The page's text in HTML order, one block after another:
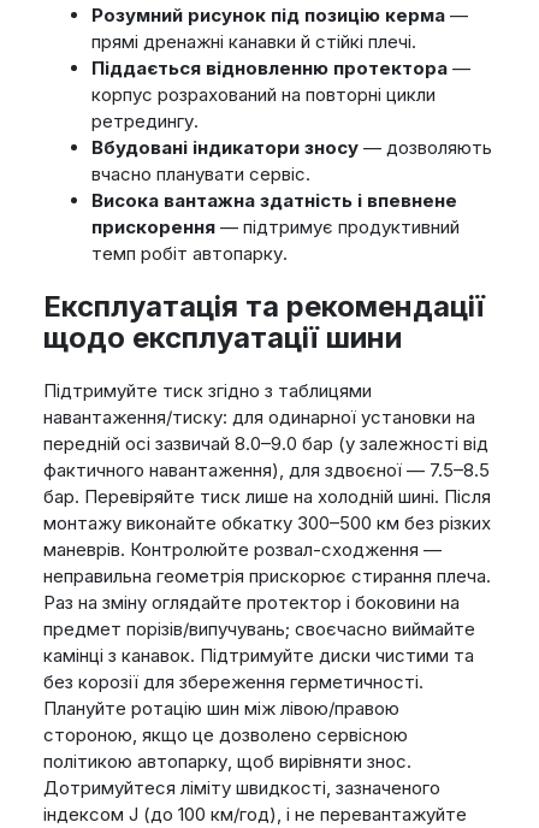
Розумний рисунок під позицію керма—
прямі дренажні канавки й стійкі плечі.
Піддається відновленню протектора—
корпус розрахований на повторні цикли
ретредингу.
Вбудовані індикатори зносу— дозволяють
вчасно планувати сервіс.
Висока вантажна здатність і впевнене
прискорення— підтримує продуктивний
темп робіт автопарку.
Експлуатація та рекомендації
щодо експлуатації шини
Підтримуйте тиск згідно з таблицями
навантаження/тиску: для одинарної установки на
передній осі зазвичай 8.0–9.0 бар (у залежності від
фактичного навантаження), для здвоєної — 7.5–8.5
бар. Перевіряйте тиск лише на холодній шині. Після
монтажу виконайте обкатку 300–500 км без різких
маневрів. Контролюйте розвал-сходження —
неправильна геометрія прискорює стирання плеча.
Раз на зміну оглядайте протектор і боковини на
предмет порізів/випучувань; своєчасно виймайте
камінці з канавок. Підтримуйте диски чистими та
без корозії для збереження герметичності.
Плануйте ротацію шин між лівою/правою
стороною, якщо це дозволено сервісною
політикою автопарку, щоб вирівняти знос.
Дотримуйтеся ліміту швидкості, зазначеного
індексом J (до 100 км/год), і не перевантажуйте